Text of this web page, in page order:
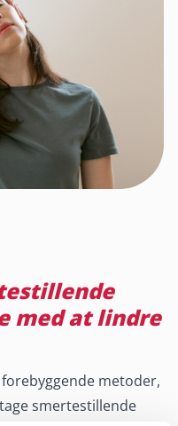
med at lindre
metoder,
smertestillende